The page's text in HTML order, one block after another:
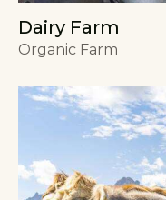
Dairy Farm
Organic Farm